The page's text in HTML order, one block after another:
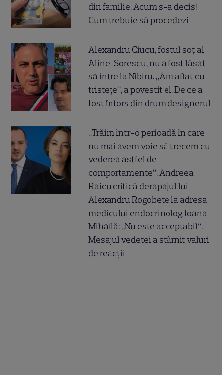
din familie. Acum s-a decis!
Cum trebuie să procedezi
Alexandru Ciucu, fostul soț al
Alinei Sorescu, nu a fost lăsat
să intre la Nibiru. „Am aflat cu
tristețe”, a povestit el. De ce a
fost întors din drum designerul
„Trăim într-o perioadă în care
nu mai avem voie să trecem cu
vederea astfel de
comportamente”. Andreea
Raicu critică derapajul lui
Alexandru Rogobete la adresa
medicului endocrinolog Ioana
Mihăilă: „Nu este acceptabil”.
Mesajul vedetei a stârnit valuri
de reacții